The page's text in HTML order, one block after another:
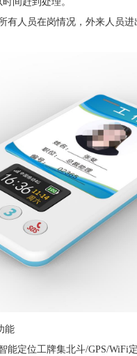
有人员在岗情况，外来人员
能
能定位工牌集北斗/GPS/WiFi